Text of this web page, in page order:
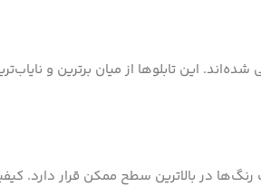
این تابلوها از میان برترین و
در بالاترین سطح ممکن قرار دارد.